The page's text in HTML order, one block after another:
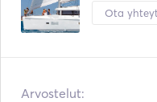
Ota
Arvostelut: